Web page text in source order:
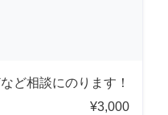
ど相談にのります！
¥3,000